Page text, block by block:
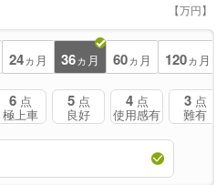
【万円】
24ヵ月 36ヵ月 60ヵ月 120ヵ月
6 点
極上車
5 点
良好
4 点
使用感有
3 点
難有